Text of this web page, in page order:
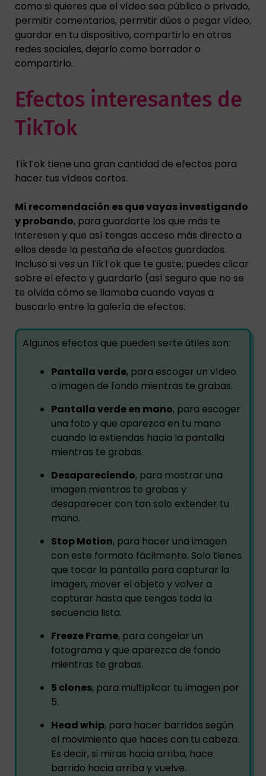
como si quieres que el vídeo sea público o privado,
permitir comentarios, permitir dúos o pegar vídeo,
guardar en tu dispositivo, compartirlo en otras
redes sociales, dejarlo como borrador o
compartirlo.
Efectos interesantes de
TikTok
TikTok tiene una gran cantidad de efectos para
hacer tus vídeos cortos.
Mi recomendación es que vayas investigando
y probando, para guardarte los que más te
interesen y que así tengas acceso más directo a
ellos desde la pestaña de efectos guardados.
Incluso si ves un TikTok que te guste, puedes clicar
sobre el efecto y guardarlo (así seguro que no se
te olvida cómo se llamaba cuando vayas a
buscarlo entre la galería de efectos.
Algunos efectos que pueden serte útiles son:
Pantalla verde, para escoger un vídeo
o imagen de fondo mientras te grabas.
Pantalla verde en mano, para escoger
una foto y que aparezca en tu mano
cuando la extiendas hacia la pantalla
mientras te grabas.
Desapareciendo, para mostrar una
imagen mientras te grabas y
desaparecer con tan solo extender tu
mano.
Stop Motion, para hacer una imagen
con este formato fácilmente. Solo tienes
que tocar la pantalla para capturar la
imagen, mover el objeto y volver a
capturar hasta que tengas toda la
secuencia lista.
Freeze Frame, para congelar un
fotograma y que aparezca de fondo
mientras te grabas.
5 clones, para multiplicar tu imagen por
5.
Head whip, para hacer barridos según
el movimiento que haces con tu cabeza.
Es decir, si miras hacia arriba, hace
barrido hacia arriba y vuelve.